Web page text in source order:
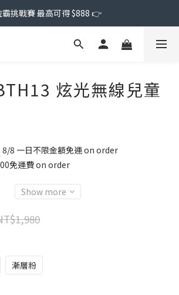
霸挑戰賽 最高可得 $888 👉
炫光無線兒童
8/8 一日不限金額免運 on order
免運費 on order
Show more
漸層粉